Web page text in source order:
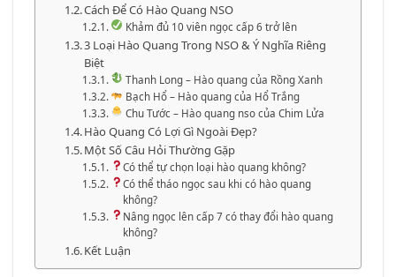
Cách Để Có Hào Quang NSO
Khảm đủ 10 viên ngọc cấp 6 trở lên
3 Loại Hào Quang Trong NSO & Ý Nghĩa Riêng
Biệt
Thanh Long – Hào quang của Rồng Xanh
Bạch Hổ – Hào quang của Hổ Trắng
Chu Tước – Hào quang nso của Chim Lửa
Hào Quang Có Lợi Gì Ngoài Đẹp?
Một Số Câu Hỏi Thường Gặp
Có thể tự chọn loại hào quang không?
Có thể tháo ngọc sau khi có hào quang
không?
Nâng ngọc lên cấp 7 có thay đổi hào quang
không?
Kết Luận